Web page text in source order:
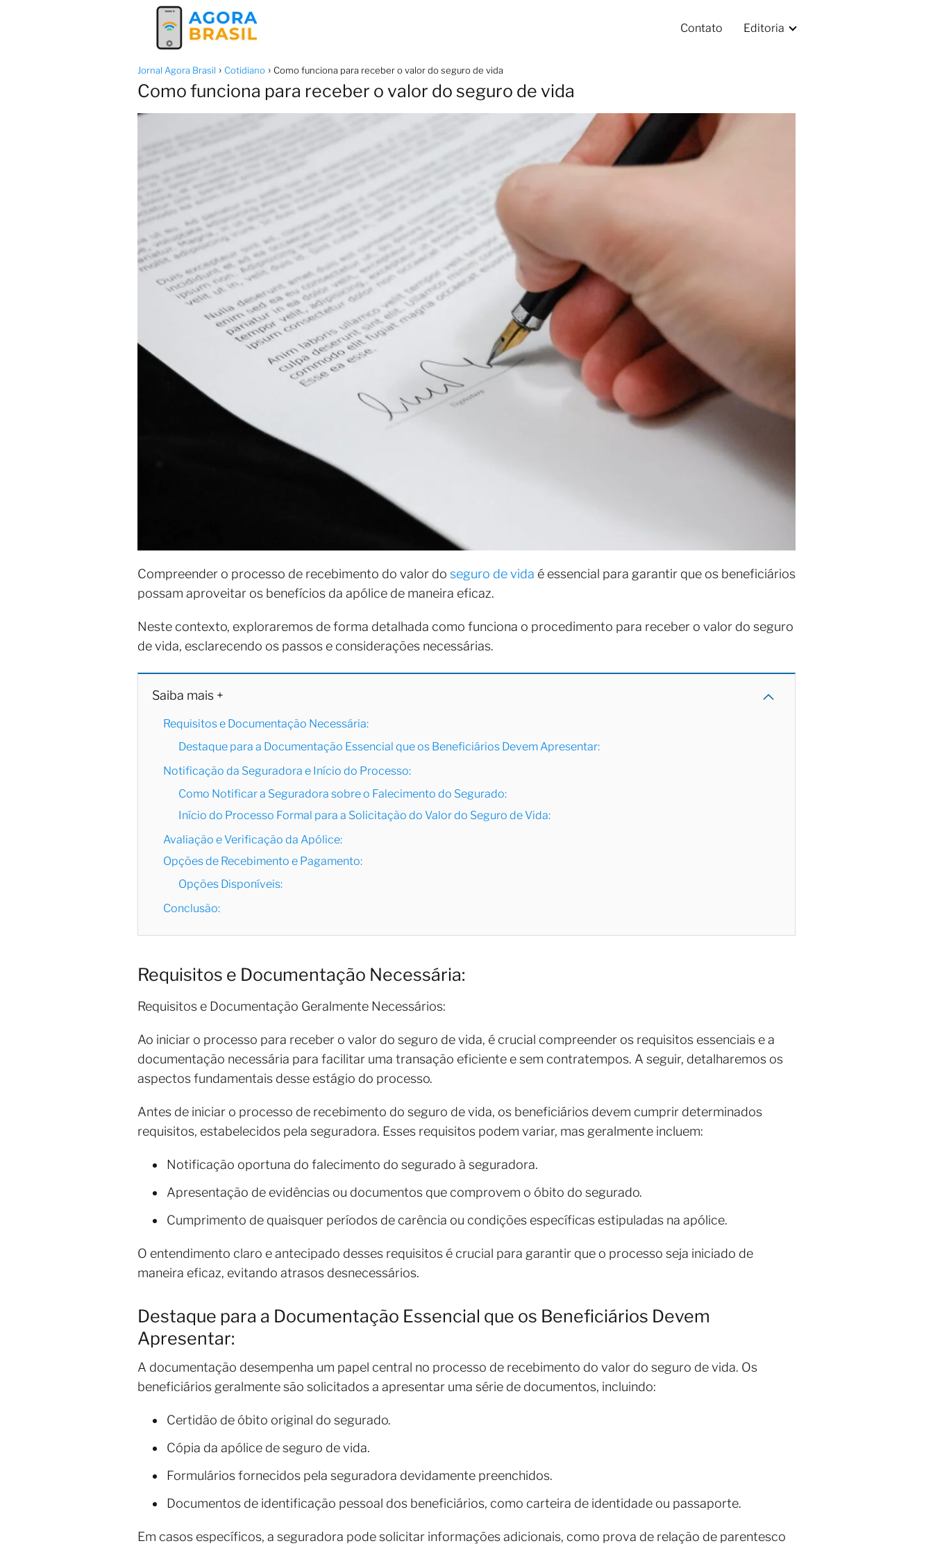
Contato Editoria
Jornal Agora Brasil Cotidiano Como funciona para receber o valor do seguro de vida
Como funciona para receber o valor do seguro de vida
Compreender o processo de recebimento do valor do seguro de vida é essencial para garantir que os beneficiários
possam aproveitar os benefícios da apólice de maneira eficaz.
Neste contexto, exploraremos de forma detalhada como funciona o procedimento para receber o valor do seguro
de vida, esclarecendo os passos e considerações necessárias.
Saiba mais +
Requisitos e Documentação Necessária:
Destaque para a Documentação Essencial que os Beneficiários Devem Apresentar:
Notificação da Seguradora e Início do Processo:
Como Notificar a Seguradora sobre o Falecimento do Segurado:
Início do Processo Formal para a Solicitação do Valor do Seguro de Vida:
Avaliação e Verificação da Apólice:
Opções de Recebimento e Pagamento:
Opções Disponíveis:
Conclusão:
Requisitos e Documentação Necessária:
Requisitos e Documentação Geralmente Necessários:
Ao iniciar o processo para receber o valor do seguro de vida, é crucial compreender os requisitos essenciais e a
documentação necessária para facilitar uma transação eficiente e sem contratempos. A seguir, detalharemos os
aspectos fundamentais desse estágio do processo.
Antes de iniciar o processo de recebimento do seguro de vida, os beneficiários devem cumprir determinados
requisitos, estabelecidos pela seguradora. Esses requisitos podem variar, mas geralmente incluem:
Notificação oportuna do falecimento do segurado à seguradora.
Apresentação de evidências ou documentos que comprovem o óbito do segurado.
Cumprimento de quaisquer períodos de carência ou condições específicas estipuladas na apólice.
O entendimento claro e antecipado desses requisitos é crucial para garantir que o processo seja iniciado de
maneira eficaz, evitando atrasos desnecessários.
Destaque para a Documentação Essencial que os Beneficiários Devem
Apresentar:
A documentação desempenha um papel central no processo de recebimento do valor do seguro de vida. Os
beneficiários geralmente são solicitados a apresentar uma série de documentos, incluindo:
Certidão de óbito original do segurado.
Cópia da apólice de seguro de vida.
Formulários fornecidos pela seguradora devidamente preenchidos.
Documentos de identificação pessoal dos beneficiários, como carteira de identidade ou passaporte.
Em casos específicos, a seguradora pode solicitar informações adicionais, como prova de relação de parentesco